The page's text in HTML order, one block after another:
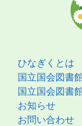
ひなぎくとは
国立国会図書
国立国会図書
お知らせ
お問い合わせ